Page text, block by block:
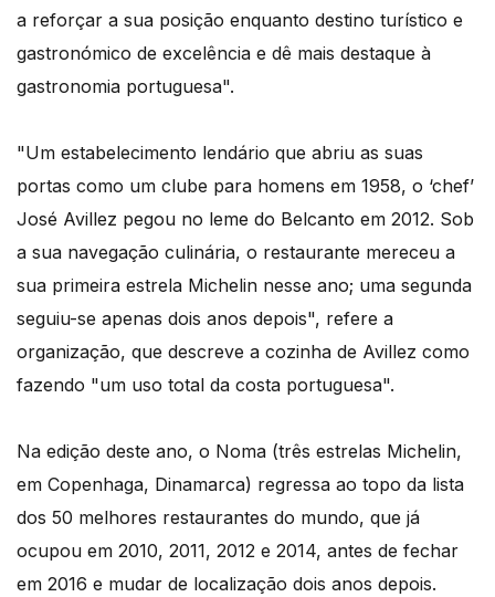
a reforçar a sua posição enquanto destino turístico e
gastronómico de excelência e dê mais destaque à
gastronomia portuguesa".
"Um estabelecimento lendário que abriu as suas
portas como um clube para homens em 1958, o ‘chef’
José Avillez pegou no leme do Belcanto em 2012. Sob
a sua navegação culinária, o restaurante mereceu a
sua primeira estrela Michelin nesse ano; uma segunda
seguiu-se apenas dois anos depois", refere a
organização, que descreve a cozinha de Avillez como
fazendo "um uso total da costa portuguesa".
Na edição deste ano, o Noma (três estrelas Michelin,
em Copenhaga, Dinamarca) regressa ao topo da lista
dos 50 melhores restaurantes do mundo, que já
ocupou em 2010, 2011, 2012 e 2014, antes de fechar
em 2016 e mudar de localização dois anos depois.